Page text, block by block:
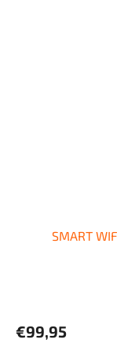
SMART
€99,95